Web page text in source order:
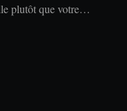
plutôt que votre
à la
travail acharné